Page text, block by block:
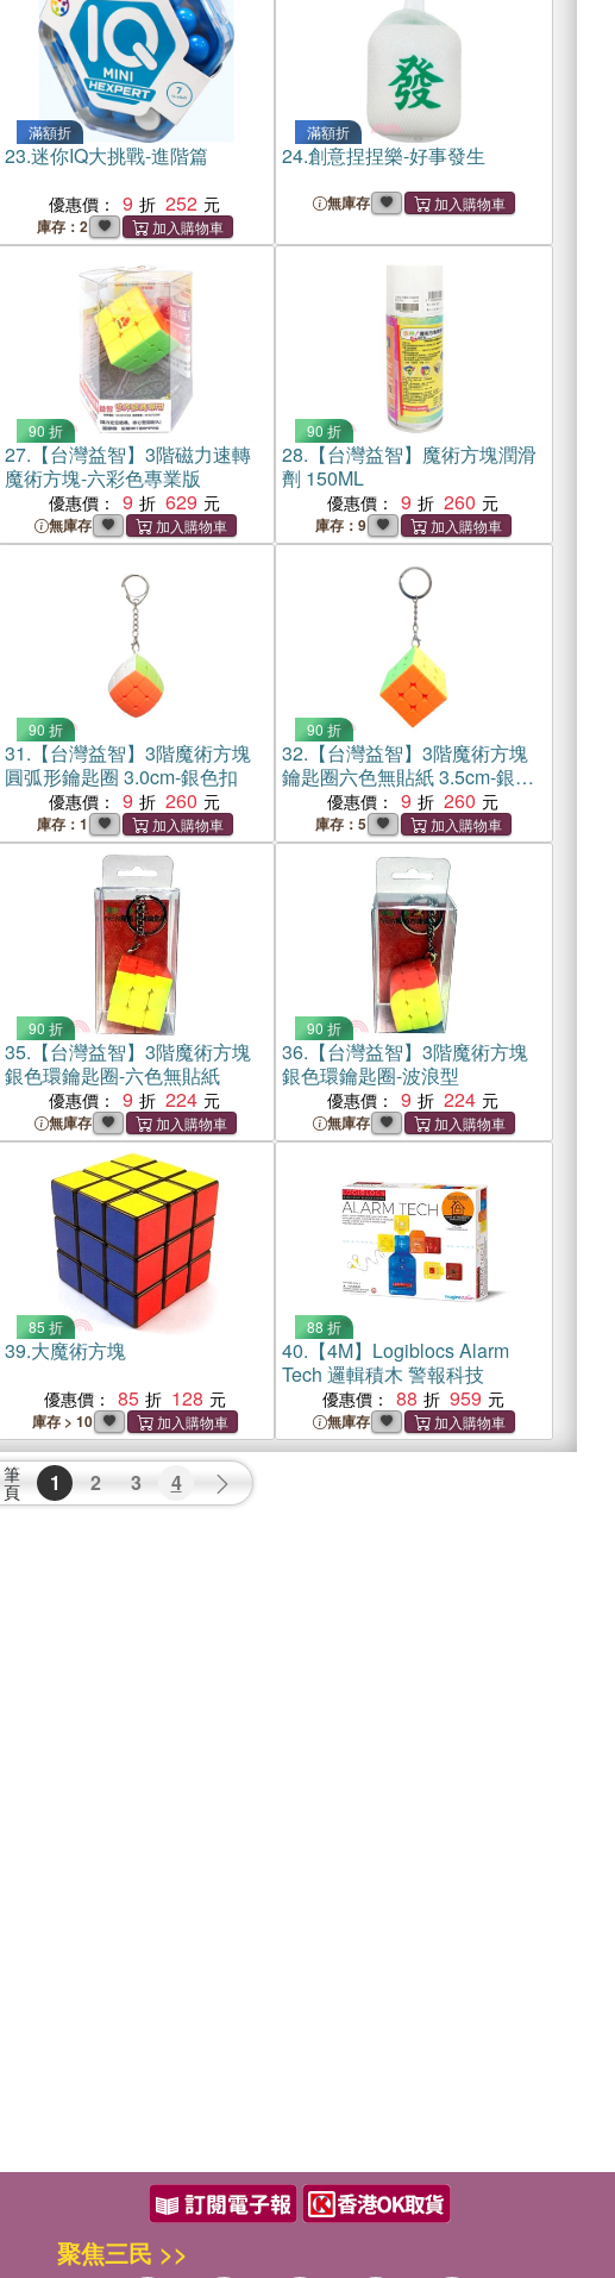
滿額折
23.迷你IQ大挑戰-進階篇
優惠價： 9 252
庫存：2
滿額折
24.創意捏捏樂-好事發生
無庫存
90 折
27. 【台灣益智】3階磁力速轉
魔術方塊-六彩色專業版
優惠價： 9 629
無庫存
90 折
28. 【台灣益智】魔術方塊潤滑
劑 150ML
優惠價： 9 260
庫存：9
90 折
31. 【台灣益智】3階魔術方塊
圓弧形鑰匙圈 3.0cm-銀色扣
優惠價： 9 260
庫存：1
90 折
32. 【台灣益智】3階魔術方塊
鑰匙圈六色無貼紙 3.5cm-銀色
優惠價： 9 260
庫存：5
90 折
35. 【台灣益智】3階魔術方塊
銀色環鑰匙圈-六色無貼紙
優惠價： 9 224
無庫存
90 折
36. 【台灣益智】3階魔術方塊
銀色環鑰匙圈-波浪型
優惠價： 9 224
無庫存
85 折
39.大魔術方塊
優惠價： 85 128
庫存 > 10
88 折
40. 【4M】Logiblocs Alarm
Tech 邏輯積木 警報科技
優惠價： 88 959
無庫存
筆
頁 1 2 3 4
聚焦三民 >>